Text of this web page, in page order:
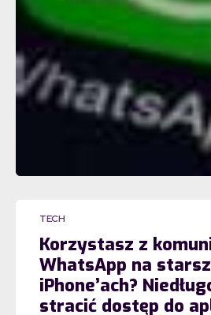
TECH
Korzystasz z
WhatsApp na
iPhone’ach?
stracić dostęp do